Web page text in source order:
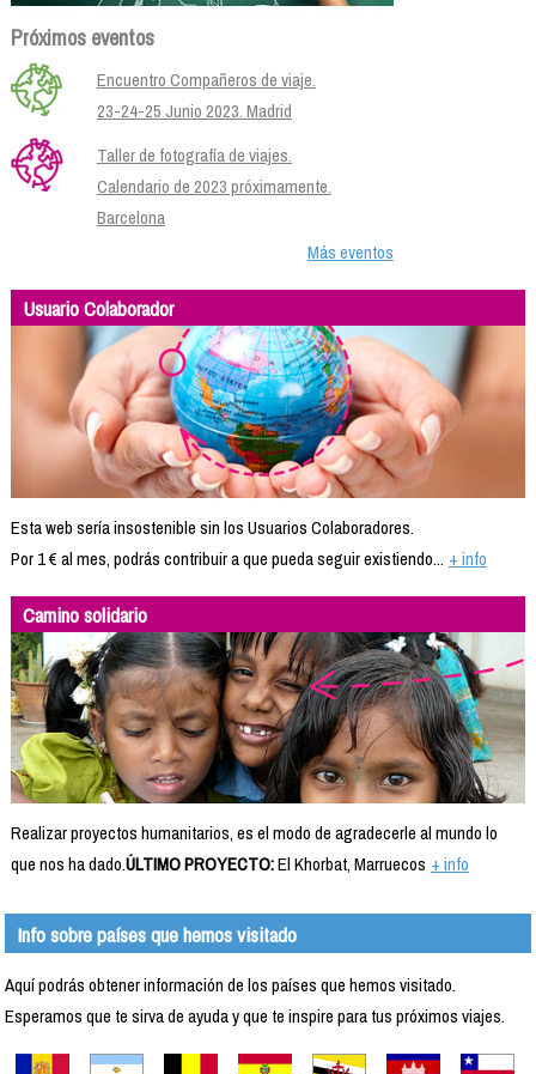
Próximos eventos
Encuentro Compañeros de viaje.
23-24-25 Junio 2023. Madrid
Taller de fotografía de viajes.
Calendario de 2023 próximamente.
Barcelona
Más eventos
Usuario Colaborador
Esta web sería insostenible sin los Usuarios Colaboradores.
Por 1 € al mes, podrás contribuir a que pueda seguir existiendo... + info
Camino solidario
Realizar proyectos humanitarios, es el modo de agradecerle al mundo lo
que nos ha dado.ÚLTIMO PROYECTO:El Khorbat, Marruecos + info
Info sobre países que hemos visitado
Aquí podrás obtener información de los países que hemos visitado.
Esperamos que te sirva de ayuda y que te inspire para tus próximos viajes.